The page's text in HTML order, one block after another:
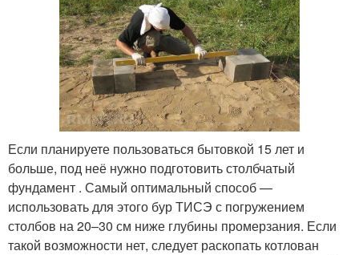
Если планируете пользоваться бытовкой 15 лет и
больше, под неё нужно подготовить столбчатый
фундамент . Самый оптимальный способ —
использовать для этого бур ТИСЭ с погружением
столбов на 20–30 см ниже глубины промерзания. Если
такой возможности нет, следует раскопать котлован